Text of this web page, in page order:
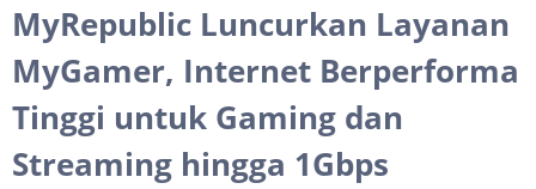
MyRepublic Luncurkan Layanan
MyGamer, Internet Berperforma
Tinggi untuk Gaming dan
Streaming hingga 1Gbps